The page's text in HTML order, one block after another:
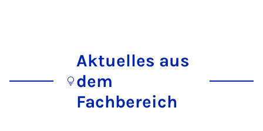
Aktuelles aus
dem
Fachbereich